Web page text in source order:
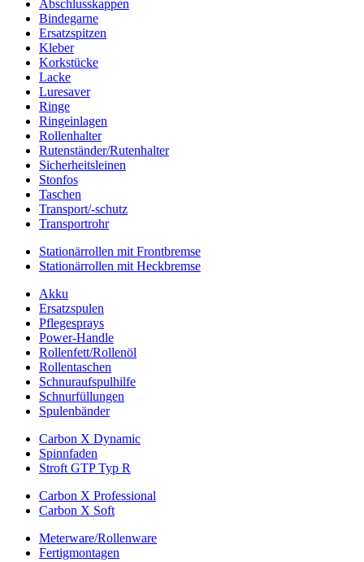
Abschlusskappen
Bindegarne
Ersatzspitzen
Kleber
Korkstücke
Lacke
Luresaver
Ringe
Ringeinlagen
Rollenhalter
Rutenständer/Rutenhalter
Sicherheitsleinen
Stonfos
Taschen
Transport/-schutz
Transportrohr
Stationärrollen mit Frontbremse
Stationärrollen mit Heckbremse
Akku
Ersatzspulen
Pflegesprays
Power-Handle
Rollenfett/Rollenöl
Rollentaschen
Schnuraufspulhilfe
Schnurfüllungen
Spulenbänder
Carbon X Dynamic
Spinnfaden
Stroft GTP Typ R
Carbon X Professional
Carbon X Soft
Meterware/Rollenware
Fertigmontagen